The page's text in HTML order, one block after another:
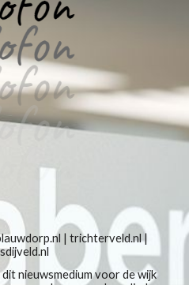
| trichterveld.nl|
nieuwsmedium voor de wijk